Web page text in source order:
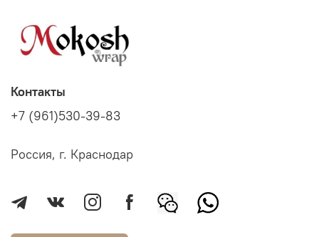
Контакты
+7 (961)530-39-83
Россия, г. Краснодар